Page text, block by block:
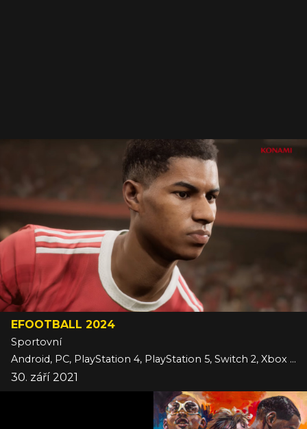
EFOOTBALL 2024
Sportovní
Android, PC, PlayStation 4, PlayStation 5, Switch 2, Xbox One, Xbox Series, iOS
30. září 2021